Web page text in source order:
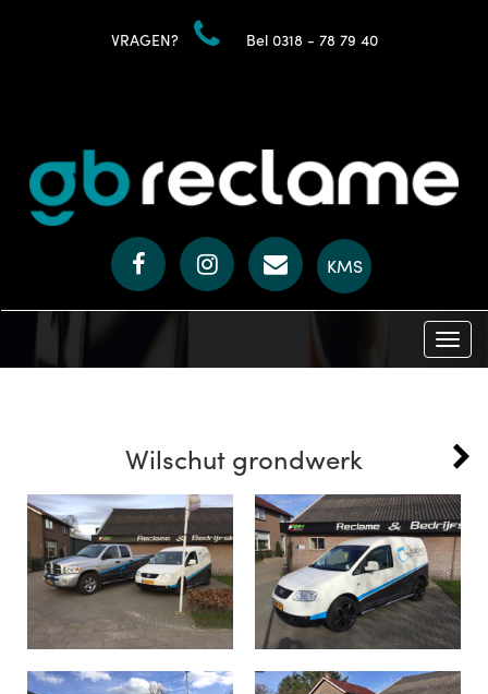
VRAGEN? Bel 0318 - 78 79 40
KMS
Toggle
Wilschut grondwerk